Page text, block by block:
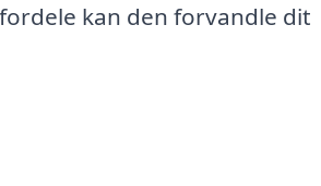
kan den forvandle dit